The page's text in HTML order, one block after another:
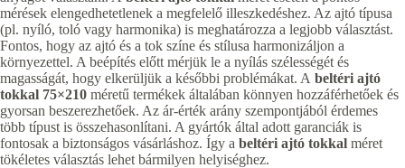
mérések elengedhetetlenek a megfelelő illeszkedéshez. Az ajtó típusa
(pl. nyíló, toló vagy harmonika) is meghatározza a legjobb választást.
Fontos, hogy az ajtó és a tok színe és stílusa harmonizáljon a
környezettel. A beépítés előtt mérjük le a nyílás szélességét és
magasságát, hogy elkerüljük a későbbi problémákat. A beltéri ajtó
tokkal 75×210 méretű termékek általában könnyen hozzáférhetőek és
gyorsan beszerezhetőek. Az ár-érték arány szempontjából érdemes
több típust is összehasonlítani. A gyártók által adott garanciák is
fontosak a biztonságos vásárláshoz. Így a beltéri ajtó tokkal méret
tökéletes választás lehet bármilyen helyiséghez.